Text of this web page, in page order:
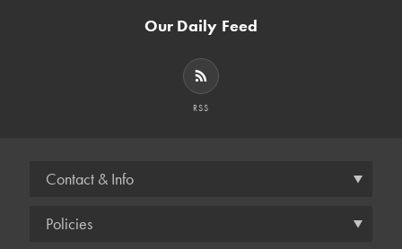
Our Daily Feed
RSS
Contact & Info
Policies